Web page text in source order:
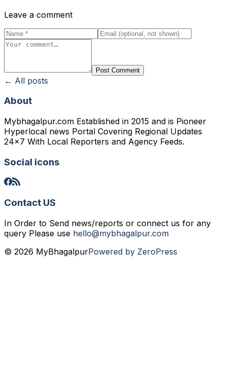
Leave a comment
Post Comment
← All posts
About
Mybhagalpur.com Established in 2015 and is Pioneer
Hyperlocal news Portal Covering Regional Updates
24x7 With Local Reporters and Agency Feeds.
Social icons
Contact US
In Order to Send news/reports or connect us for any
query Please use hello@mybhagalpur.com
© 2026 MyBhagalpurPowered by ZeroPress